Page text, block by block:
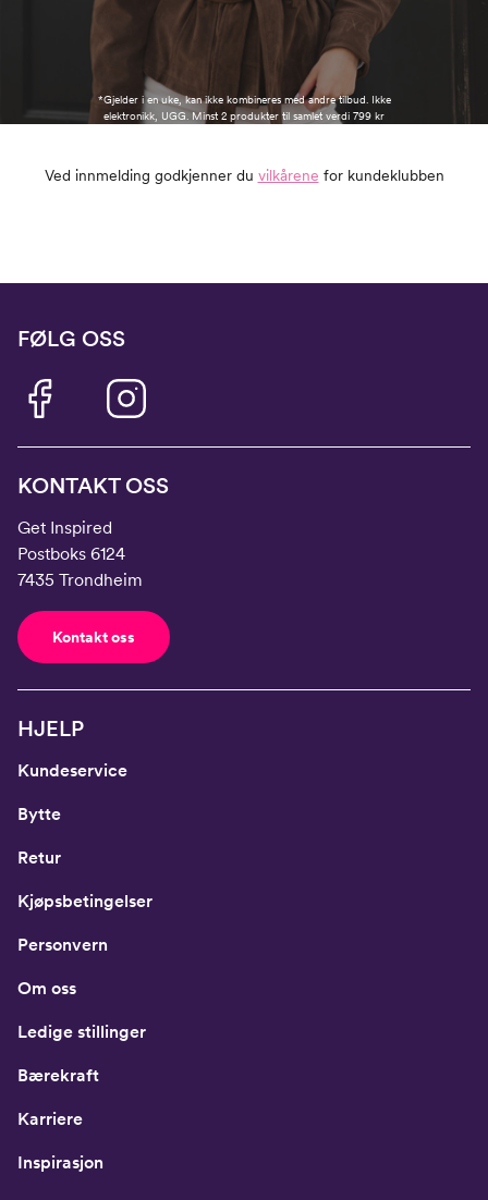
*Gjelder i en uke, kan ikke kombineres med andre tilbud. Ikke
elektronikk, UGG. Minst 2 produkter til samlet verdi 799 kr
Ved innmelding godkjenner du vilkårene for kundeklubben
FØLG OSS
KONTAKT OSS
Get Inspired
Postboks 6124
7435 Trondheim
Kontakt oss
HJELP
Kundeservice
Bytte
Retur
Kjøpsbetingelser
Personvern
Om oss
Ledige stillinger
Bærekraft
Karriere
Inspirasjon